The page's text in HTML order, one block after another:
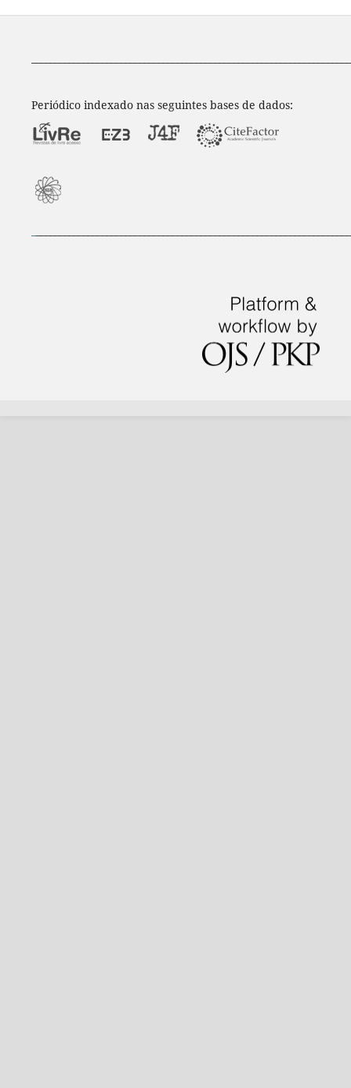
Periódico indexado nas seguintes bases de dados: